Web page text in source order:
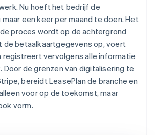
Nu hoeft het bedrijf de
een keer per maand te doen. Het
proces wordt op de achtergrond
de betaalkaartgegevens op, voert
registreert vervolgens alle informatie
Door de grenzen van digitalisering te
bereidt LeasePlan de branche en
voor op de toekomst, maar
vorm.